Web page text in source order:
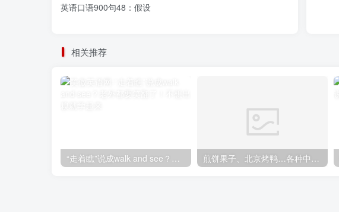
英语口语900句48：假设
相关推荐
煎饼果子、北京烤鸭…各种中国特色美食英语怎么说